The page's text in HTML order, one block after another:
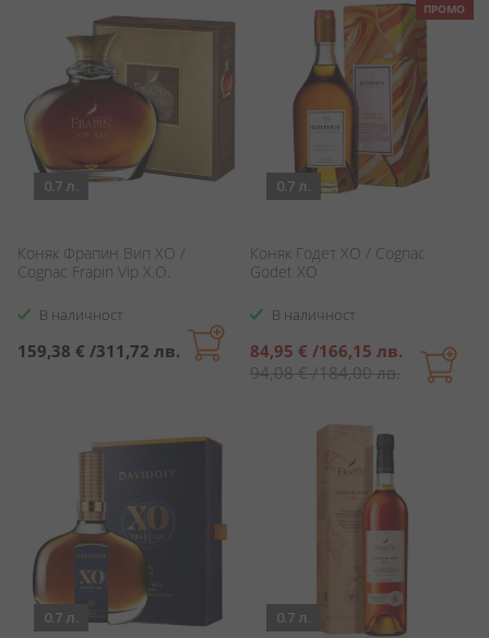
0.7 л.
Коняк Фрапин Вип ХО /
Cognac Frapin Vip X.O.
В наличност
159,38 € /311,72 лв.
ПРОМО
0.7 л.
Коняк Годет ХО / Cognac
Godet XO
В наличност
Специална
цена
84,95 € /166,15 лв.
94,08 €/184,00 лв.
0.7 л. 0.7 л.